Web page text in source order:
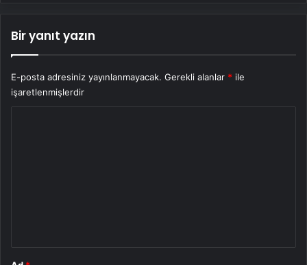
Bir yanıt yazın
E-posta adresiniz yayınlanmayacak. Gerekli alanlar * ile
işaretlenmişlerdir